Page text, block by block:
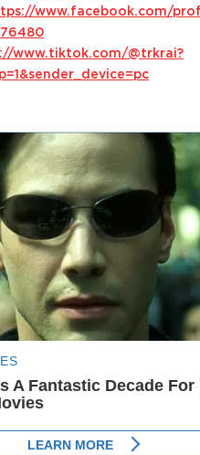
www.facebook.com/
www.tiktok.com/@trkrai?